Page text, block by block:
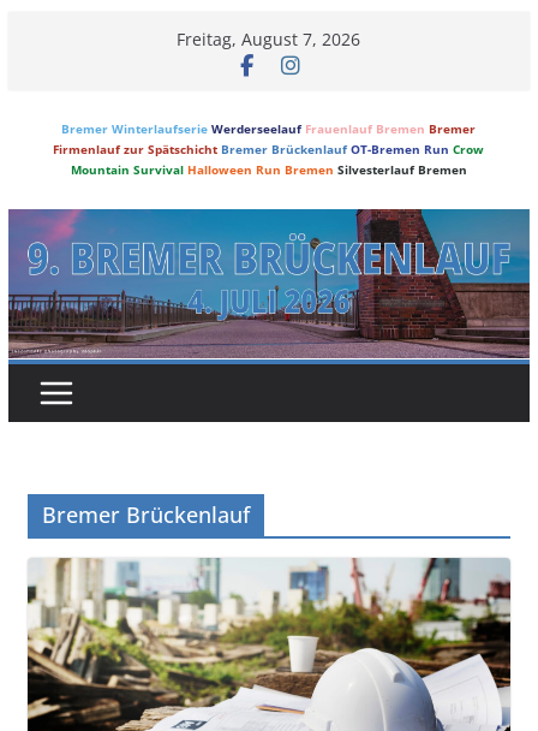
Freitag, August 7, 2026
Bremer Winterlaufserie Werderseelauf Frauenlauf Bremen Bremer
Firmenlauf zur Spätschicht Bremer Brückenlauf OT-Bremen Run Crow
Mountain Survival Halloween Run Bremen Silvesterlauf Bremen
Bremer Brückenlauf